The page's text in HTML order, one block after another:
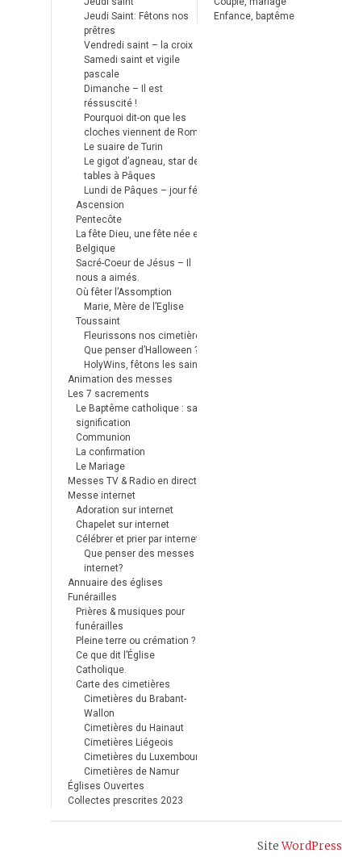
Jeudi Saint: Fêtons nos
prêtres
Vendredi saint – la croix
Samedi saint et vigile
pascale
Dimanche – Il est
réssuscité !
Pourquoi dit-on que les
cloches viennent de Rome ?
Le suaire de Turin
Le gigot d’agneau, star des
tables à Pâques
Lundi de Pâques – jour férié
Ascension
Pentecôte
La fête Dieu, une fête née en
Belgique
Sacré-Coeur de Jésus – Il
nous a aimés.
Où fêter l’Assomption
Marie, Mère de l’Eglise
Toussaint
Fleurissons nos cimetières
Que penser d’Halloween ?
HolyWins, fêtons les saints !
Animation des messes
Les 7 sacrements
Le Baptême catholique : sa
signification
Communion
La confirmation
Le Mariage
Messes TV & Radio en direct
Messe internet
Adoration sur internet
Chapelet sur internet
Célébrer et prier par internet
Que penser des messes
internet?
Annuaire des églises
Funérailles
Prières & musiques pour
funérailles
Pleine terre ou crémation ?
Ce que dit l’Église
Catholique.
Carte des cimetières
Cimetières du Brabant-
Wallon
Cimetières du Hainaut
Cimetières Liégeois
Cimetières du Luxembourg
Cimetières de Namur
Églises Ouvertes
Collectes prescrites 2023
Enfance, baptême
SiteWordPress